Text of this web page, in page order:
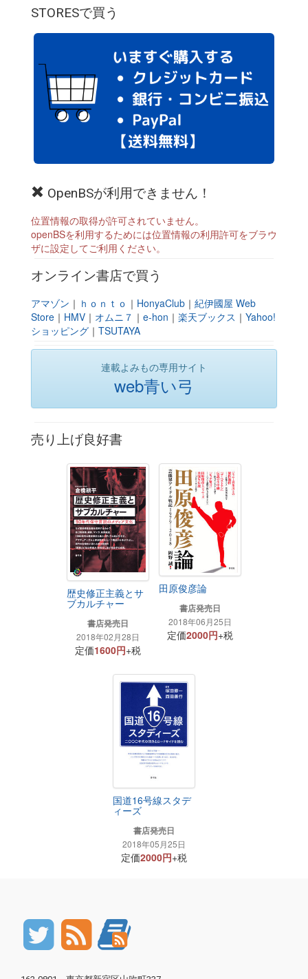
STORESで買う
OpenBSが利用できません！
位置情報の取得が許可されていません。
openBSを利用するためには位置情報の利用許可をブラウ
ザに設定してご利用ください。
オンライン書店で買う
アマゾン ｜ ｈｏｎｔｏ ｜ HonyaClub ｜ 紀伊國屋 Web
Store ｜ HMV ｜ オムニ７ ｜ e-hon ｜ 楽天ブックス ｜ Yahoo!
ショッピング ｜ TSUTAYA
連載よみもの専用サイト
web青い弓
売り上げ良好書
歴史修正主義とサ
ブカルチャー
書店発売日
2018年02月28日
定価1600円+税
田原俊彦論
書店発売日
2018年06月25日
定価2000円+税
国道16号線スタデ
ィーズ
書店発売日
2018年05月25日
定価2000円+税